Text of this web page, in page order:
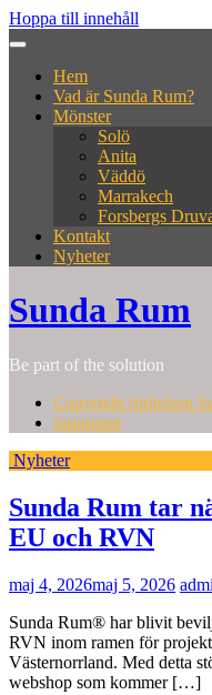
Hoppa till innehåll
Hem
Vad är Sunda Rum?
Mönster
Solö
Anita
Väddö
Marrakech
Forsbergs
Kontakt
Nyheter
Sunda Rum
Be part of the solution
Copyright Stiftelsen
instagram
Nyheter
Sunda Rum tar
EU och RVN
maj 4, 2026maj 5, 2026
Sunda Rum® har blivit
RVN inom ramen för
Västernorrland. Med detta
webshop som kommer […]